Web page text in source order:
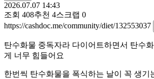
2026.07.07 14:43
조회 408추천 4스크랩 0
https://cashdoc.me/community/diet/132553037
탄수화물 중독자라 다이어트하면서 탄수
게 너무 힘들어요
한번씩 탄수화물을 폭식하는 날이 꼭 생기